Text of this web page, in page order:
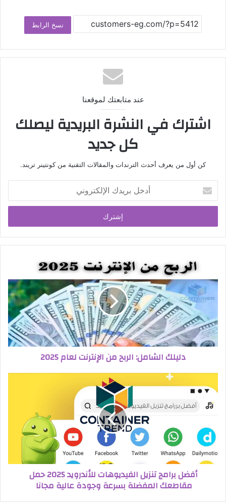
نسخ الرابط
عند متابعتك لموقعنا
اشترك في النشرة البريدية ليصلك
كل جديد
كن أول من يعرف أحدث الترندات والمقالات التقنية من كونتينر تريند.
بريدك
الإلكتروني
دليلك الشامل: الربح من الإنترنت لعام 2025
أفضل برامج تنزيل الفيديوهات للأندرويد 2025 حمل
مقاطعك المفضلة بسرعة وجودة عالية مجانا